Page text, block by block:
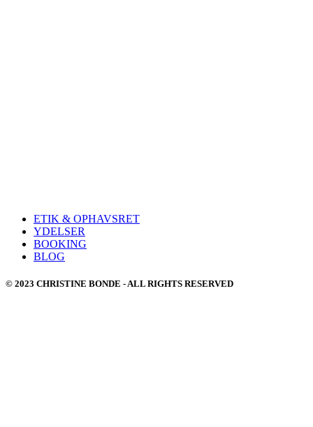
ETIK & OPHAVSRET
YDELSER
BOOKING
BLOG
© 2023 CHRISTINE BONDE - ALL RIGHTS RESERVED